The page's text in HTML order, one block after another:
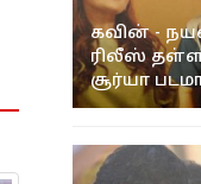
கவின் -
ரிலீஸ்
சூர்யா